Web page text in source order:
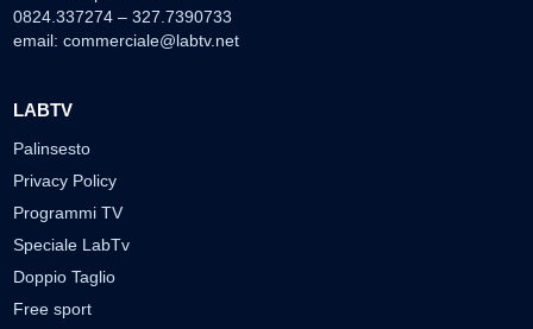
0824.337274 – 327.7390733
email: commerciale@labtv.net
LABTV
Palinsesto
Privacy Policy
Programmi TV
Speciale LabTv
Doppio Taglio
Free sport